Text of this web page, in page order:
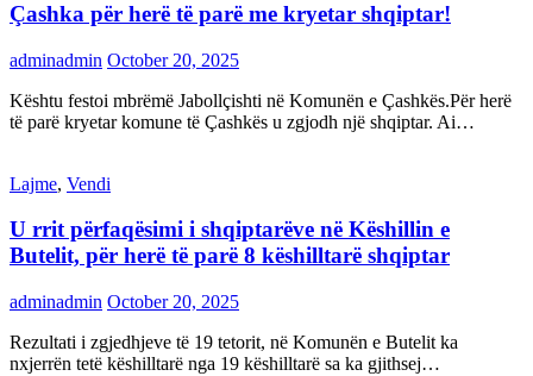
Çashka për herë të parë me kryetar shqiptar!
adminadmin October 20, 2025
Kështu festoi mbrëmë Jabollçishti në Komunën e Çashkës.Për herë
të parë kryetar komune të Çashkës u zgjodh një shqiptar. Ai…
Lajme, Vendi
U rrit përfaqësimi i shqiptarëve në Këshillin e
Butelit, për herë të parë 8 këshilltarë shqiptar
adminadmin October 20, 2025
Rezultati i zgjedhjeve të 19 tetorit, në Komunën e Butelit ka
nxjerrën tetë këshilltarë nga 19 këshilltarë sa ka gjithsej…